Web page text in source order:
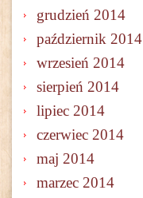
grudzień 2014
październik 2014
wrzesień 2014
sierpień 2014
lipiec 2014
czerwiec 2014
maj 2014
marzec 2014